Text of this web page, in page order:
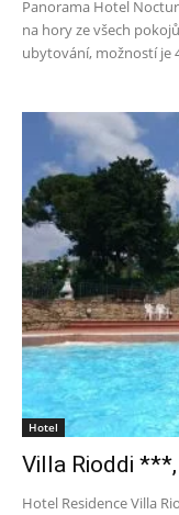
Panorama Hotel
na hory ze všech
ubytování, možností je
Hotel
Villa Rioddi
Hotel Residence Villa